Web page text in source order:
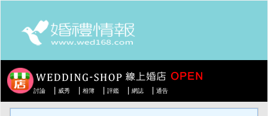
討論 威秀 相簿 評鑑 網誌 通告